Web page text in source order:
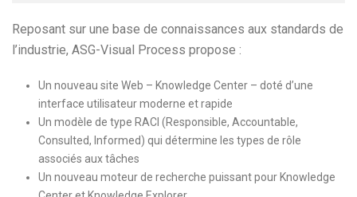
Reposant sur une base de connaissances aux standards de
l’industrie, ASG-Visual Process propose :
Un nouveau site Web – Knowledge Center – doté d’une
interface utilisateur moderne et rapide
Un modèle de type RACI (Responsible, Accountable,
Consulted, Informed) qui détermine les types de rôle
associés aux tâches
Un nouveau moteur de recherche puissant pour Knowledge